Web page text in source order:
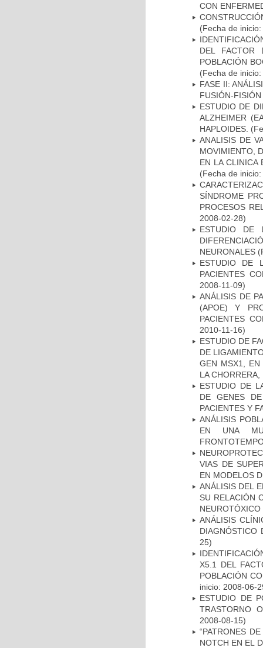
CON
(Fecha de
DEL FACTOR
POBLACIÓN
(Fecha de
FASE II:
FUSIÓN-
ESTUDIO DE
ALZHEIMER
HAPLOIDES.
ANALISIS DE
MOVIMIENTO,
EN LA CLINICA
(Fecha de
SÍNDROME
PROCESOS
2008-02-28)
ESTUDIO DE
NEURONALES
ESTUDIO DE
PACIENTES
2008-11-09)
ANÁLISIS DE
(APOE) Y
PACIENTES
2010-11-16)
ESTUDIO DE
DE
GEN MSX1, EN
LA
ESTUDIO DE
DE GENES
PACIENTES Y
ANÁLISIS
EN UNA
VIAS DE
EN MODELOS
ANÁLISIS DEL
SU RELACIÓN
NEUROTÓXICO
ANÁLISIS
DIAGNÓSTICO
25)
X5.1 DEL
POBLACIÓN
inicio: 2008-06-
ESTUDIO DE
TRASTORNO
2008-08-15)
“PATRONES
NOTCH EN EL